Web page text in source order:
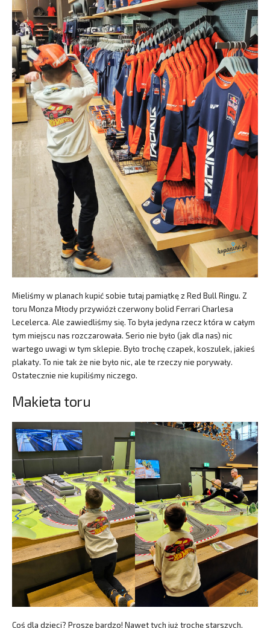
Mieliśmy w planach kupić sobie tutaj pamiątkę z Red Bull Ringu. Z
toru Monza Młody przywiózł czerwony bolid Ferrari Charlesa
Lecelerca. Ale zawiedliśmy się. To była jedyna rzecz która w całym
tym miejscu nas rozczarowała. Serio nie było (jak dla nas) nic
wartego uwagi w tym sklepie. Było trochę czapek, koszulek, jakieś
plakaty. To nie tak że nie było nic, ale te rzeczy nie porywały.
Ostatecznie nie kupiliśmy niczego.
Makieta toru
Coś dla dzieci? Proszę bardzo! Nawet tych już trochę starszych,